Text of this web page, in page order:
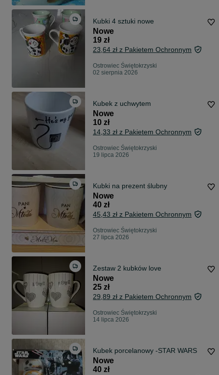
Kubki 4 sztuki nowe
Nowe
19 zł
23,64 zł z Pakietem Ochronnym
Ostrowiec Świętokrzyski
02 sierpnia 2026
Kubek z uchwytem
Nowe
10 zł
14,33 zł z Pakietem Ochronnym
Ostrowiec Świętokrzyski
19 lipca 2026
Kubki na prezent ślubny
Nowe
40 zł
45,43 zł z Pakietem Ochronnym
Ostrowiec Świętokrzyski
27 lipca 2026
Zestaw 2 kubków love
Nowe
25 zł
29,89 zł z Pakietem Ochronnym
Ostrowiec Świętokrzyski
14 lipca 2026
Kubek porcelanowy -STAR WARS
Nowe
40 zł